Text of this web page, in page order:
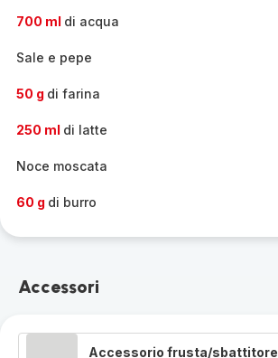
700 ml di acqua
Sale e pepe
50 g di farina
250 ml di latte
Noce moscata
60 g di burro
Accessori
Accessorio frusta/sbattitore